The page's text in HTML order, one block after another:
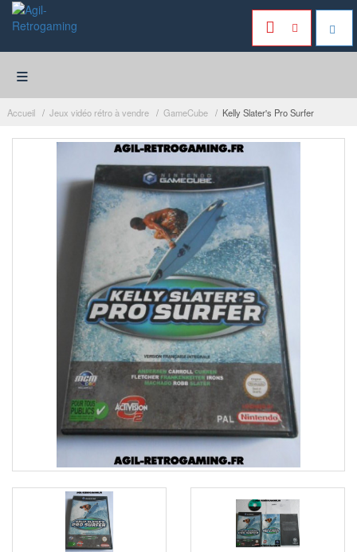
≡
Accueil Jeux vidéo rétro à vendre GameCube Kelly Slater's Pro Surfer